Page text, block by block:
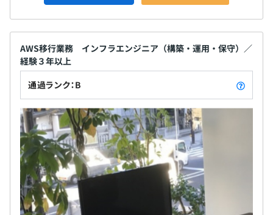
AWS移行業務 インフラエンジニア（構築・運用・保守）／
経験３年以上
通過ランク：B